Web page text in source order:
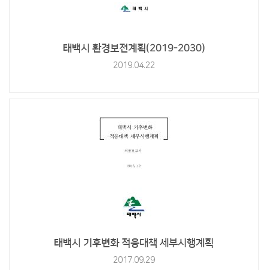
태백시 환경보전계획(2019-2030)
2019.04.22
태백시 기후변화 적응대책 세부시행계획
2017.09.29